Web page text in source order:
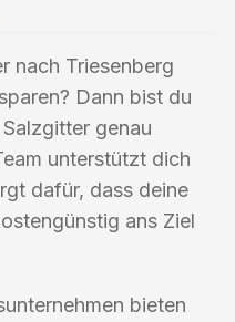
nach Triesenberg
Dann bist du
genau
unterstützt dich
dafür, dass deine
ans Ziel
bieten